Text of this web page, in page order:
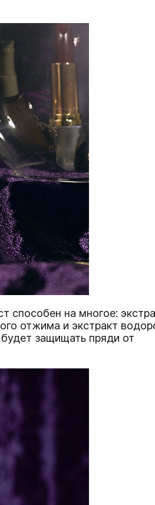
способен на многое:
отжима и экстракт
защищать пряди от